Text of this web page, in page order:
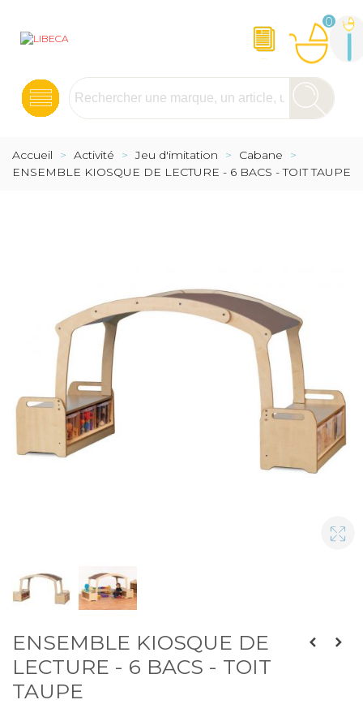
0
Accueil > Activité > Jeu d'imitation > Cabane
>
ENSEMBLE KIOSQUE DE LECTURE - 6 BACS - TOIT TAUPE
ENSEMBLE KIOSQUE DE
LECTURE - 6 BACS - TOIT
TAUPE